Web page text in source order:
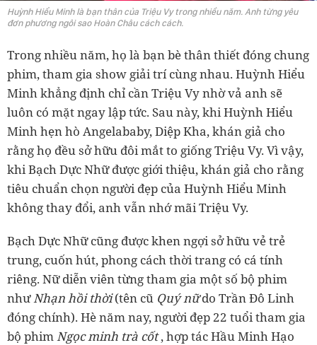
Huỳnh Hiểu Minh là bạn thân của Triệu Vy trong nhiều năm. Anh từng yêu
đơn phương ngôi sao Hoàn Châu cách cách.
Trong nhiều năm, họ là bạn bè thân thiết đóng chung
phim, tham gia show giải trí cùng nhau. Huỳnh Hiểu
Minh khẳng định chỉ cần Triệu Vy nhờ vả anh sẽ
luôn có mặt ngay lập tức. Sau này, khi Huỳnh Hiểu
Minh hẹn hò Angelababy, Diệp Kha, khán giả cho
rằng họ đều sở hữu đôi mắt to giống Triệu Vy. Vì vậy,
khi Bạch Dực Nhữ được giới thiệu, khán giả cho rằng
tiêu chuẩn chọn người đẹp của Huỳnh Hiểu Minh
không thay đổi, anh vẫn nhớ mãi Triệu Vy.
Bạch Dực Nhữ cũng được khen ngợi sở hữu vẻ trẻ
trung, cuốn hút, phong cách thời trang có cá tính
riêng. Nữ diễn viên từng tham gia một số bộ phim
nhưNhạn hồi thời(tên cũ Quý nữdo Trần Đô Linh
đóng chính). Hè năm nay, người đẹp 22 tuổi tham gia
bộ phimNgọc minh trà cốt, hợp tác Hầu Minh Hạo